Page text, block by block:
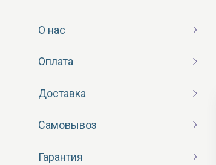
О нас
Оплата
Доставка
Самовывоз
Гарантия